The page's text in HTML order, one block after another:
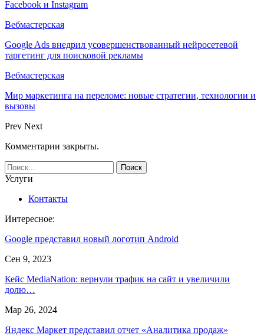
Facebook и Instagram
Вебмастерская
Google Ads внедрил усовершенствованный нейросетевой
таргетинг для поисковой рекламы
Вебмастерская
Мир маркетинга на переломе: новые стратегии, технологии и
вызовы
Prev Next
Комментарии закрыты.
Услуги
Контакты
Интересное:
Google представил новый логотип Android
Сен 9, 2023
Кейс MediaNation: вернули трафик на сайт и увеличили
долю…
Мар 26, 2024
Яндекс Маркет представил отчет «Аналитика продаж»